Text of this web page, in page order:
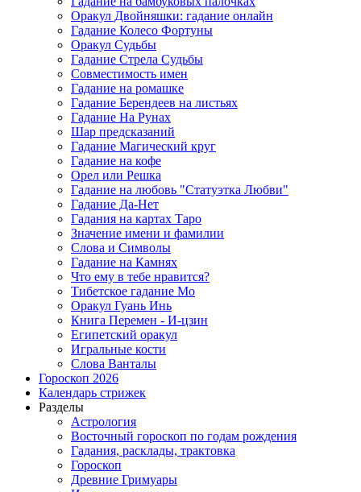
Оракул Двойняшки: гадание онлайн
Гадание Колесо Фортуны
Оракул Судьбы
Гадание Стрела Судьбы
Совместимость имен
Гадание на ромашке
Гадание Берендеев на листьях
Гадание На Рунах
Шар предсказаний
Гадание Магический круг
Гадание на кофе
Орел или Решка
Гадание на любовь "Статуэтка Любви"
Гадание Да-Нет
Гадания на картах Таро
Значение имени и фамилии
Слова и Символы
Гадание на Камнях
Что ему в тебе нравится?
Тибетское гадание Мо
Оракул Гуань Инь
Книга Перемен - И-цзин
Египетский оракул
Игральные кости
Слова Ванталы
Гороскоп 2026
Календарь стрижек
Разделы
Астрология
Восточный гороскоп по годам рождения
Гадания, расклады, трактовка
Гороскоп
Древние Гримуары